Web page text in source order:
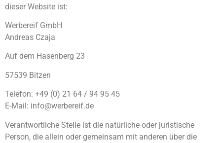
dieser Website ist:
Werbereif GmbH
Andreas Czaja
Auf dem Hasenberg 23
57539 Bitzen
Telefon: +49 (0) 21 64 / 94 95 45
E-Mail: info@werbereif.de
Verantwortliche Stelle ist die natürliche oder juristische
Person, die allein oder gemeinsam mit anderen über die